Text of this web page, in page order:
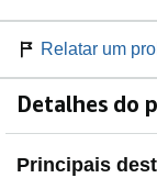
Relatar um
Detalhes do
Principais